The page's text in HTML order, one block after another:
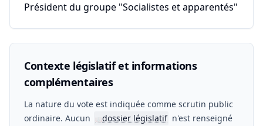
Président du groupe "Socialistes et apparentés"
Contexte législatif et informations
complémentaires
La nature du vote est indiquée comme scrutin public
ordinaire. Aucun
📖dossier législatif n'est renseigné